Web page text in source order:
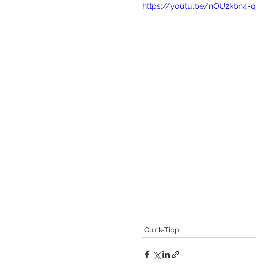
https://youtu.be/nOU2kbn4-
Quick-Tipp